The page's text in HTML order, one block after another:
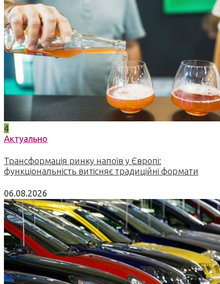
4
Актуально
Трансформація ринку напоїв у Європі:
функціональність витісняє традиційні формати
06.08.2026